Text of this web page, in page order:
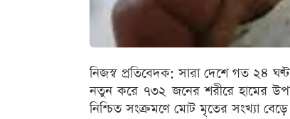
নিজস্ব প্রতিবেদক: সারা দেশে গত ২৪
নতুন করে ৭৩২ জনের শরীরে হামের
নিশ্চিত সংক্রমণে মোট মৃতের সংখ্যা